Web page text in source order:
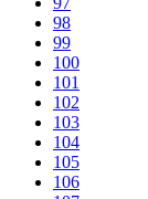
98
99
100
101
102
103
104
105
106